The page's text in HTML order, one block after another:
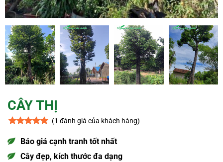
CÂY THỊ
dựa trên
đánh giá
(1 đánh giá của khách hàng)
Báo giá cạnh tranh tốt nhất
Cây đẹp, kích thước đa dạng